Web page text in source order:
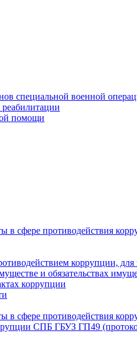
специальной военной
помощи
в сфере противодействия
коррупции, для
и обязательствах
коррупции
в сфере противодействия
СПБ ГБУЗ ГП49